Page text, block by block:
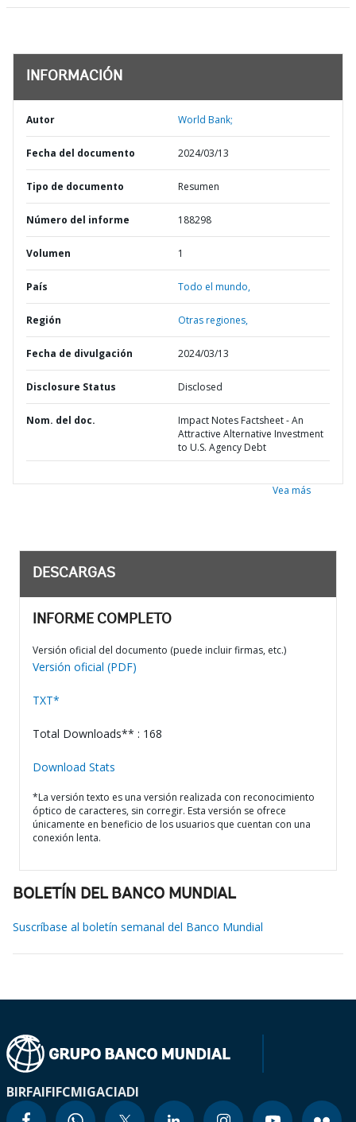
INFORMACIÓN
Autor World Bank;
Fecha del documento 2024/03/13
Tipo de documento Resumen
Número del informe 188298
Volumen 1
País Todo el mundo,
Región Otras regiones,
Fecha de divulgación 2024/03/13
Disclosure Status Disclosed
Nom. del doc.
Impact Notes Factsheet - An
Attractive Alternative Investment
to U.S. Agency Debt
Vea más
DESCARGAS
INFORME COMPLETO
Versión oficial del documento (puede incluir firmas, etc.)
Versión oficial (PDF)
TXT*
Total Downloads** : 168
Download Stats
*La versión texto es una versión realizada con reconocimiento
óptico de caracteres, sin corregir. Esta versión se ofrece
únicamente en beneficio de los usuarios que cuentan con una
conexión lenta.
BOLETÍN DEL BANCO MUNDIAL
Suscríbase al boletín semanal del Banco Mundial
BIRFAIFIFCMIGACIADI